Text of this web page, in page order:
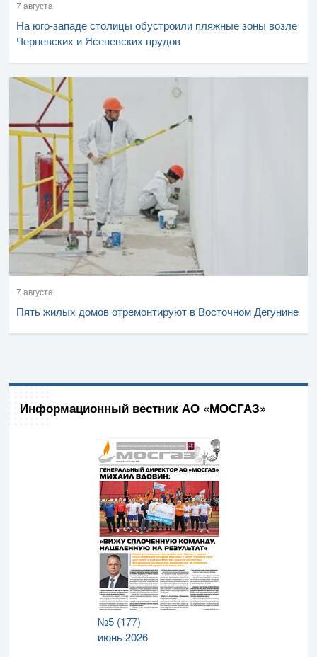
7 августа
На юго-западе столицы обустроили пляжные зоны возле
Черневских и Ясеневских прудов
7 августа
Пять жилых домов отремонтируют в Восточном Дегунине
Информационный вестник АО «МОСГАЗ»
№5 (177)
июнь 2026